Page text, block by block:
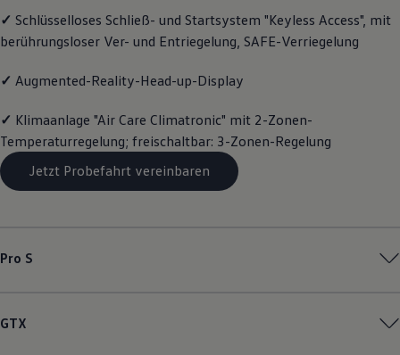
Familie
Elektromobilität
Volkswagen R
Volkswagen Kundenbetreuung
✓ Schlüsselloses Schließ- und Startsystem "Keyless Access", mit
berührungsloser Ver- und Entriegelung, SAFE-Verriegelung
✓ Augmented-Reality-Head-up-Display
✓ Klimaanlage "Air Care Climatronic" mit 2-Zonen-
Temperaturregelung; freischaltbar: 3-Zonen-Regelung
Jetzt Probefahrt vereinbaren
Pro S
GTX